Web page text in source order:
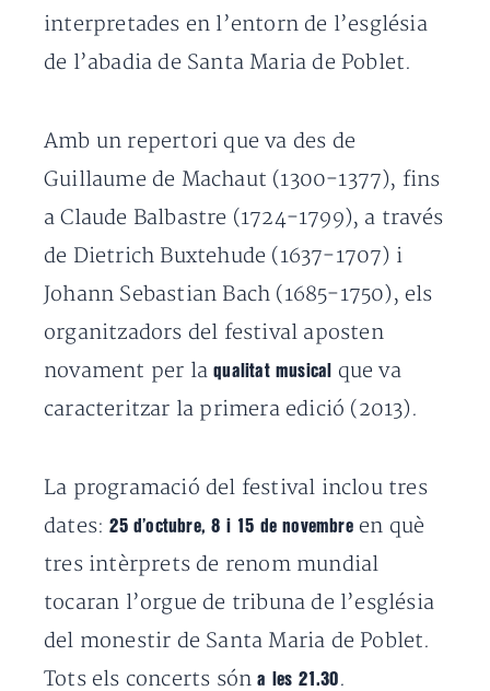
interpretades en l’entorn de l’església
de l’abadia de Santa Maria de Poblet.
Amb un repertori que va des de
Guillaume de Machaut (1300-1377), fins
a Claude Balbastre (1724-1799), a través
de Dietrich Buxtehude (1637-1707) i
Johann Sebastian Bach (1685-1750), els
organitzadors del festival aposten
novament per laqualitat musical que va
caracteritzar la primera edició (2013).
La programació del festival inclou tres
dates:25 d’octubre, 8 i 15 de novembre en què
tres intèrprets de renom mundial
tocaran l’orgue de tribuna de l’església
del monestir de Santa Maria de Poblet.
Tots els concerts sóna les 21.30 .